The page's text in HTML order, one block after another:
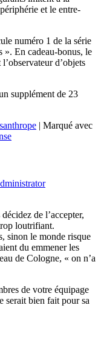
et le entre-
numéro 1 de la série
». En cadeau-bonus, le
d’objets
supplément de 23
| Marqué avec
de l’accepter,
loutrifiant.
sinon le monde risque
du emmener les
de Cologne, « on n’a
de votre équipage
serait bien fait pour sa